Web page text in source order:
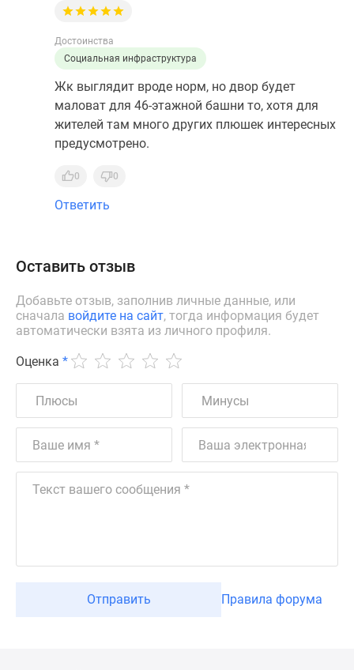
Достоинства
Социальная инфраструктура
Жк выглядит вроде норм, но двор будет
маловат для 46-этажной башни то, хотя для
жителей там много других плюшек интересных
предусмотрено.
0 0
Ответить
Оставить отзыв
Добавьте отзыв, заполнив личные данные, или
сначала войдите на сайт, тогда информация будет
автоматически взята из личного профиля.
Оценка *
Отправить Правила форума